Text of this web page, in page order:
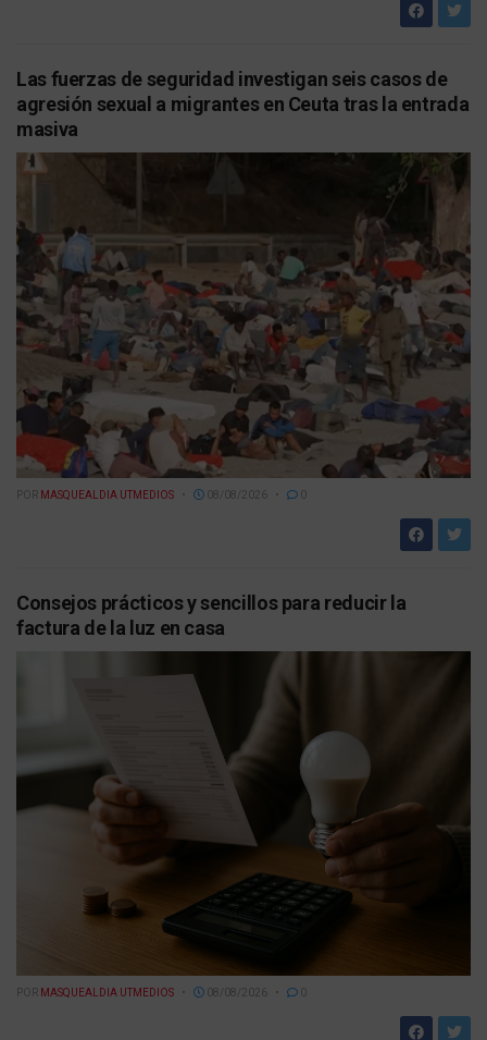
Las fuerzas de seguridad investigan seis casos de
agresión sexual a migrantes en Ceuta tras la entrada
masiva
POR MASQUEALDIA UTMEDIOS 08/08/2026 0
Consejos prácticos y sencillos para reducir la
factura de la luz en casa
POR MASQUEALDIA UTMEDIOS 08/08/2026 0